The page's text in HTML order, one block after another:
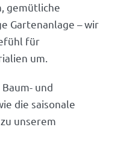
gemütliche
Gartenanlage – wir
für
um.
und
die saisonale
unserem